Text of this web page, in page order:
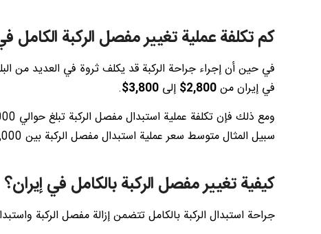
كم تكلفة عملية تغيير مفصل الركبة الكامل
في حين أن إجراء جراحة الركبة قد يكلف ثروة في العديد من
في إيران من2,800$ إلى 3,800$
.
سبيل المثال متوسط سعر عملية استبدال مفصل الركبة بين 12,000$ و7,000$ في تايلاند والهند على التوالي.
كيفية تغيير مفصل الركبة بالكامل في إيران؟
جراحة استبدال الركبة بالكامل تتضمن إزالة مفصل الركبة